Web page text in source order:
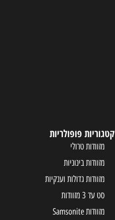
קטגוריות פופולריות
מזוודות טרולי
מזוודות בינוניות
מזוודות גדולות וענקיות
סט עד 3 מזוודות
מזוודות Samsonite